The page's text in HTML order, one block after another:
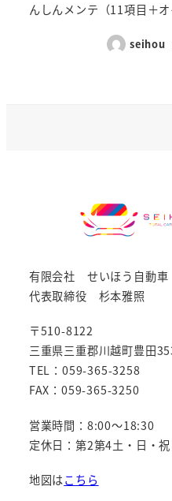
んしんメンテ（11項目
seihou
有限会社 せいほう自動車
代表取締役 杉本雅照
〒510-8122
三重県三重郡川越町豊田
TEL：059-365-3258
FAX：059-365-3250
営業時間：8:00～18:30
定休日：第2第4土・日・祝
地図はこちら